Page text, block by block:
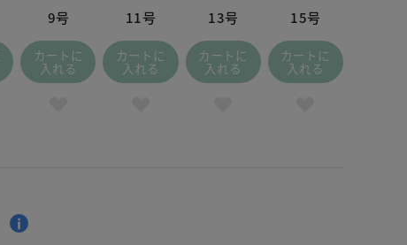
9号
カートに
入れる
11号
カートに
入れる
13号
カートに
入れる
15号
カートに
入れる